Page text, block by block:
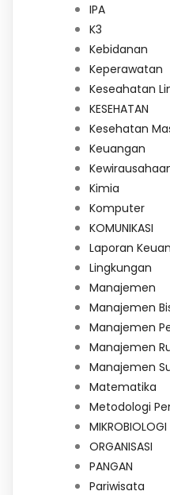
IPA
K3
Kebidanan
Keperawatan
Keseahatan
KESEHATAN
Kesehatan
Keuangan
Kimia
Komputer
KOMUNIKASI
Laporan
Lingkungan
Manajemen
Manajemen
Manajemen
Manajemen
Manajemen
Matematika
Metodologi
MIKROBIOLOGI
ORGANISASI
PANGAN
Pariwisata